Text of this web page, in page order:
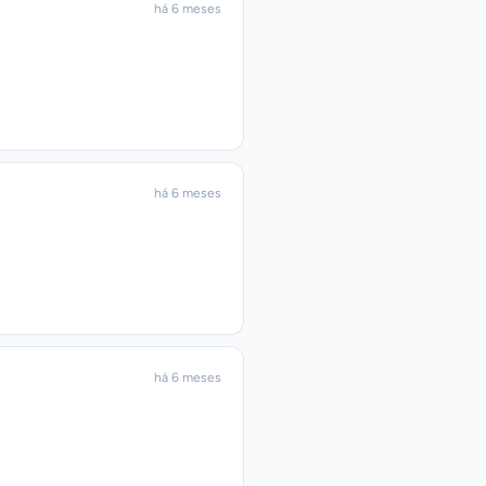
há 6 meses
há 6 meses
há 6 meses